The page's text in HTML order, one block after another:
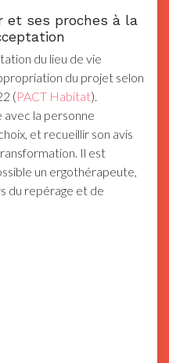
et ses proches à la
du lieu de vie
du projet selon
(PACT Habitat).
avec la personne
et recueillir son avis
Il est
un ergothérapeute,
du repérage et de